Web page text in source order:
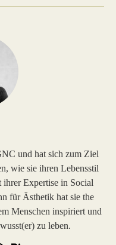
und hat sich zum Ziel
wie sie ihren Lebensstil
ihrer Expertise in Social
für Ästhetik hat sie the
Menschen inspiriert und
zu leben.